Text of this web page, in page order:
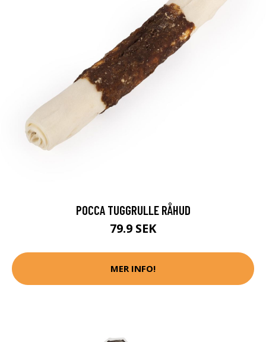
POCCA TUGGRULLE RÅHUD
79.9 SEK
MER INFO!